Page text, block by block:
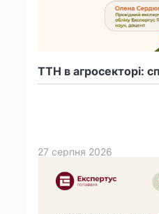
ТТН в агросекторі:
27 серпня 2026